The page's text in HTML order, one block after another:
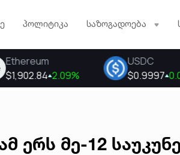
პოლიტიკა საზოგადოება
ერს მე-12